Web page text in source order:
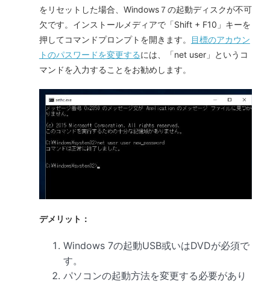
をリセットした場合、Windows７の起動ディスクが不可
欠です。インストールメディアで「Shift + F10」キーを
押してコマンドプロンプトを開きます。
目標のアカウン
トのパスワードを変更するには、「net user」というコ
マンドを入力することをお勧めします。
デメリット：
Windows 7の起動USB或いはDVDが必須で
す。
パソコンの起動方法を変更する必要があり